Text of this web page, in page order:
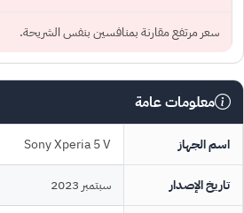
سعر مرتفع مقارنة بمنافسين بنفس الشريحة.
معلومات عامة
اسم الجهاز Sony Xperia 5 V
تاريخ الإصدار سبتمبر 2023